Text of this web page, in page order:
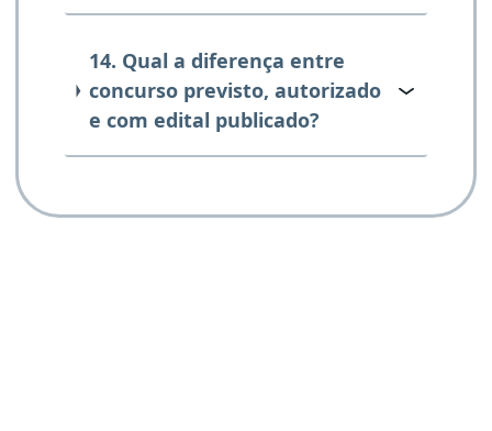
14. Qual a diferença entre
concurso previsto, autorizado
e com edital publicado?